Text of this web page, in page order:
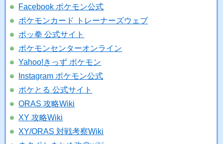
Facebook ポケモン公式
ポケモンカード トレーナーズウェブ
ポッ拳 公式サイト
ポケモンセンターオンライン
Yahoo!きっず ポケモン
Instagram ポケモン公式
ポケとる 公式サイト
ORAS 攻略Wiki
XY 攻略Wiki
XY/ORAS 対戦考察Wiki